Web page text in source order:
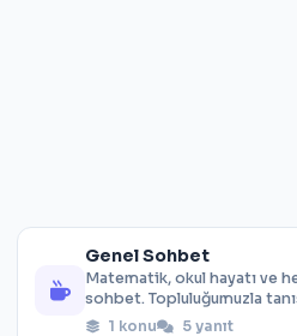
Genel Sohbet
Matematik, okul hayatı ve
sohbet. Topluluğumuzla
1 konu 5 yanıt